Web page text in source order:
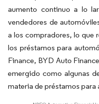
aumento continuo a lo
vendedores de
a los compradores, lo que
los préstamos para
Finance, BYD Auto
emergido como algunas
materia de préstamos para